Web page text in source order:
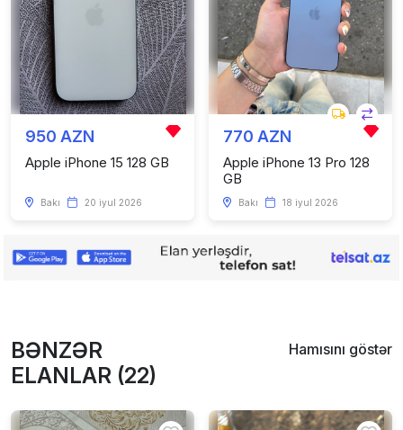
950 AZN
Apple iPhone 15 128 GB
Bakı 20 iyul 2026
770 AZN
Apple iPhone 13 Pro 128
GB
Bakı 18 iyul 2026
BƏNZƏR
ELANLAR (22)
Hamısını göstər